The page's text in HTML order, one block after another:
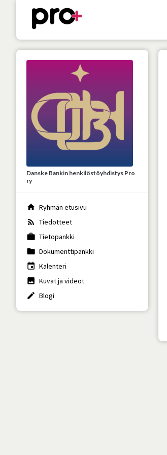
Danske Bankin henkilöstöyhdistys Pro
ry
home Ryhmän etusivu
rss_feed Tiedotteet
work Tietopankki
folder Dokumenttipankki
insert_invitation Kalenteri
photo Kuvat ja videot
create Blogi